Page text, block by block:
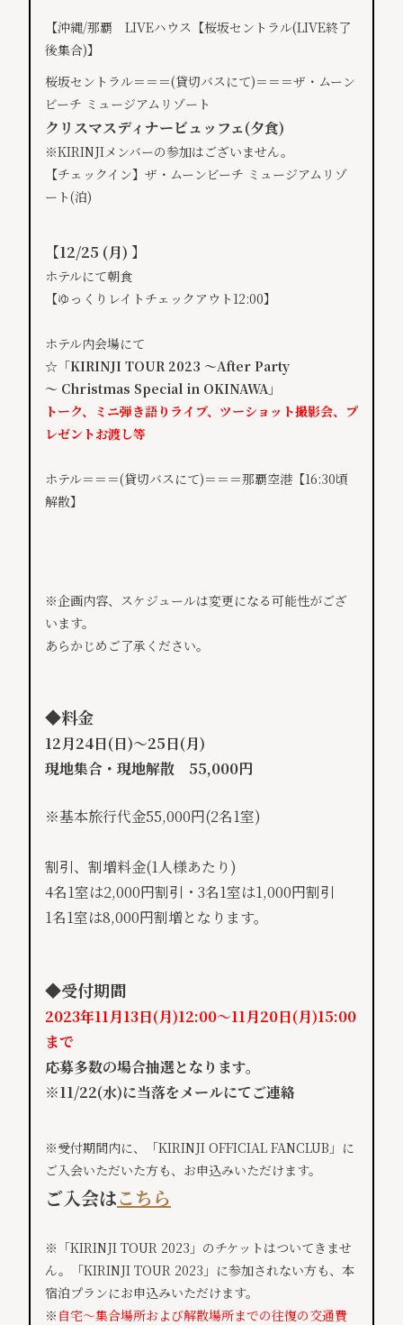
【沖縄/那覇 LIVEハウス【桜坂セントラル(LIVE終了
後集合)】
桜坂セントラル＝＝＝(貸切バスにて)＝＝＝ザ・ムーン
ビーチ ミュージアムリゾート
クリスマスディナービュッフェ(夕食)
※KIRINJIメンバーの参加はございません。
【チェックイン】ザ・ムーンビーチ ミュージアムリゾ
ート(泊)
【12/25 (月) 】
ホテルにて朝食
【ゆっくりレイトチェックアウト12:00】
ホテル内会場にて
☆ 「KIRINJI TOUR 2023 ～After Party
～ Christmas Special in OKINAWA」
トーク、ミニ弾き語りライブ、ツーショット撮影会、プ
レゼントお渡し等
ホテル＝＝＝(貸切バスにて)＝＝＝那覇空港【16:30頃
解散】
※企画内容、スケジュールは変更になる可能性がござ
います。
あらかじめご了承ください。
◆料金
12月24日(日)～25日(月)
現地集合・現地解散 55,000円
※基本旅行代金55,000円(2名1室)
割引、割増料金(1人様あたり)
4名1室は2,000円割引・3名1室は1,000円割引
1名1室は8,000円割増となります。
◆受付期間
2023年11月13日(月)12:00～11月20日(月)15:00
まで
応募多数の場合抽選となります。
※11/22(水)に当落をメールにてご連絡
※受付期間内に、「KIRINJI OFFICIAL FANCLUB」に
ご入会いただいた方も、お申込みいただけます。
ご入会はこちら
※「KIRINJI TOUR 2023」のチケットはついてきませ
ん。「KIRINJI TOUR 2023」に参加されない方も、本
宿泊プランにお申込みいただけます。
※ 自宅～集合場所および解散場所までの往復の交通費